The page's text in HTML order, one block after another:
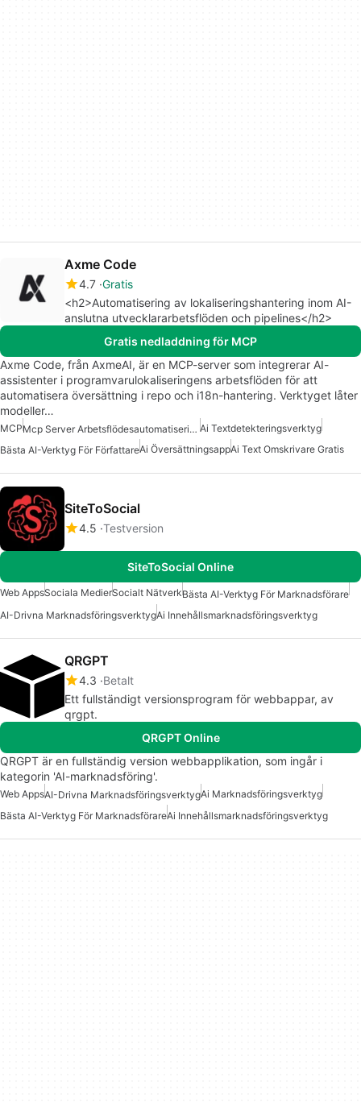
Axme Code
4.7 Gratis
<h2>Automatisering av lokaliseringshantering inom AI-
anslutna utvecklararbetsflöden och pipelines</h2>
Gratis nedladdning för MCP
Axme Code, från AxmeAI, är en MCP-server som integrerar AI-
assistenter i programvarulokaliseringens arbetsflöden för att
automatisera översättning i repo och i18n-hantering. Verktyget låter
modeller…
MCP Mcp Server Arbetsflödesautomatisering Ai Textdetekteringsverktyg
Bästa AI-Verktyg För FörfattareAi ÖversättningsappAi Text Omskrivare Gratis
SiteToSocial
4.5 Testversion
SiteToSocial Online
Web AppsSociala MedierSocialt NätverkBästa AI-Verktyg För Marknadsförare
AI-Drivna MarknadsföringsverktygAi Innehållsmarknadsföringsverktyg
QRGPT
4.3 Betalt
Ett fullständigt versionsprogram för webbappar, av
qrgpt.
QRGPT Online
QRGPT är en fullständig version webbapplikation, som ingår i
kategorin 'AI-marknadsföring'.
Web AppsAI-Drivna MarknadsföringsverktygAi Marknadsföringsverktyg
Bästa AI-Verktyg För MarknadsförareAi Innehållsmarknadsföringsverktyg